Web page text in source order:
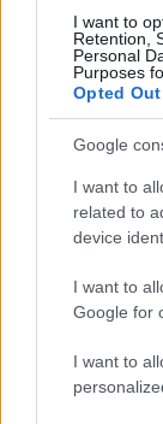
I want to
Retention,
Personal
Purposes
Opted Out
Google
I want to
related to
device
I want to
Google for
I want to
trebalo bi da
godina
povećanim
poput
na svakih
pokaže
kolonoskopija.
Skrining za
Ovaj pregled
omogućava